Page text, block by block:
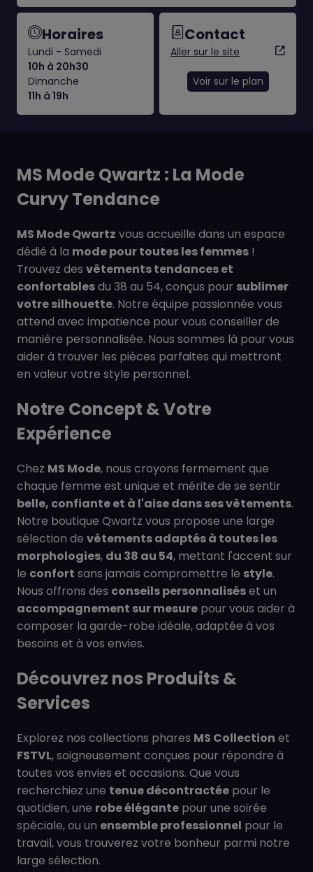
Horaires
Lundi - Samedi
10h à 20h30
Dimanche
11h à 19h
Contact
Aller sur le site
Voir sur le plan
MS Mode Qwartz : La Mode
Curvy Tendance
MS Mode Qwartz vous accueille dans un espace
dédié à la mode pour toutes les femmes !
Trouvez des vêtements tendances et
confortablesdu 38 au 54, conçus pour sublimer
votre silhouette. Notre équipe passionnée vous
attend avec impatience pour vous conseiller de
manière personnalisée. Nous sommes là pour vous
aider à trouver les pièces parfaites qui mettront
en valeur votre style personnel.
Notre Concept & Votre
Expérience
Chez MS Mode, nous croyons fermement que
chaque femme est unique et mérite de se sentir
belle, confiante et à l'aise dans ses vêtements.
Notre boutique Qwartz vous propose une large
sélection de vêtements adaptés à toutes les
morphologies, du 38 au 54, mettant l'accent sur
le confort sans jamais compromettre le style.
Nous offrons des conseils personnaliséset un
accompagnement sur mesure pour vous aider à
composer la garde-robe idéale, adaptée à vos
besoins et à vos envies.
Découvrez nos Produits &
Services
Explorez nos collections phares MS Collection et
FSTVL, soigneusement conçues pour répondre à
toutes vos envies et occasions. Que vous
recherchiez une tenue décontractée pour le
quotidien, une robe élégante pour une soirée
spéciale, ou un ensemble professionnel pour le
travail, vous trouverez votre bonheur parmi notre
large sélection.